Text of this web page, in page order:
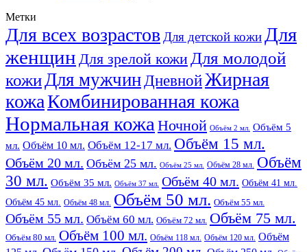
Метки
Для всех возрастов Для детской кожи Для
женщин Для зрелой кожи Для молодой
кожи Для мужчин ДневнойЖирная
кожаКомбинированная кожа
Нормальная кожа Ночной Объём 2 мл.
Объём 5
мл. Объём 10 мл. Объём 12-17 мл. Объём 15 мл.
Объём 20 мл. Объём 25 мл. Объём 25 мл. Объём 28 мл. Объём
30 мл. Объём 35 мл. Объём 37 мл. Объём 40 мл. Объём 41 мл.
Объём 45 мл. Объём 48 мл. Объём 50 мл. Объём 55 мл.
Объём 55 мл. Объём 60 мл. Объём 72 мл. Объём 75 мл.
Объём 80 мл. Объём 100 мл. Объём 118 мл. Объём 120 мл. Объём